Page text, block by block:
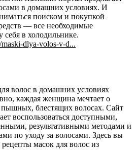
в домашних условиях. И
поиском и покупкой
— все необходимые
в холодильнике.
dlya-volos-v-d...
волос в домашних условиях
каждая женщина мечтает о
пышных, блестящих волосах. Сайт
воспользоваться доступными,
результативными методами и
по уходу за волосами. Здесь вы
рецепты масок для волос из